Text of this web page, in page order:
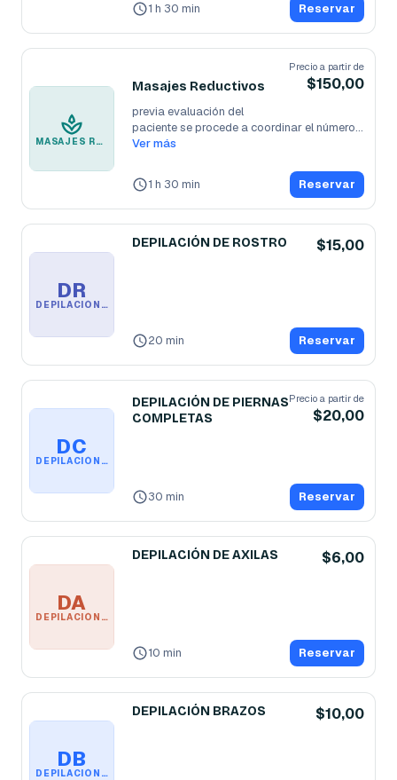
1 h 30 min Reservar
MASAJES REDUCTIVOS
Masajes Reductivos
Precio a partir de
$150,00
previa evaluación del
paciente se procede a coordinar el número
de sesiones y
Ver más
1 h 30 min Reservar
DR
DEPILACIÓN DE ROSTRO
DEPILACIÓN DE ROSTRO $15,00
20 min Reservar
DC
DEPILACIÓN DE PIERNAS COMPLETAS
DEPILACIÓN DE PIERNAS
COMPLETAS
Precio a partir de
$20,00
30 min Reservar
DA
DEPILACIÓN DE AXILAS
DEPILACIÓN DE AXILAS $6,00
10 min Reservar
DB
DEPILACIÓN BRAZOS
DEPILACIÓN BRAZOS $10,00